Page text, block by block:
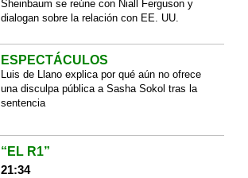
Sheinbaum se reúne con Niall Ferguson y
dialogan sobre la relación con EE. UU.
ESPECTÁCULOS
Luis de Llano explica por qué aún no ofrece
una disculpa pública a Sasha Sokol tras la
sentencia
“EL R1”
21:34